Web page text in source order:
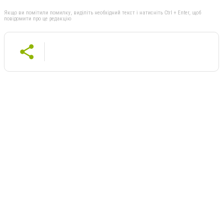
Якщо ви помітили помилку, виділіть необхідний текст і натисніть Ctrl + Enter, щоб
повідомити про це редакцію